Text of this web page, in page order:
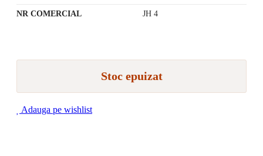
NR COMERCIAL JH 4
Stoc epuizat
Adauga pe wishlist